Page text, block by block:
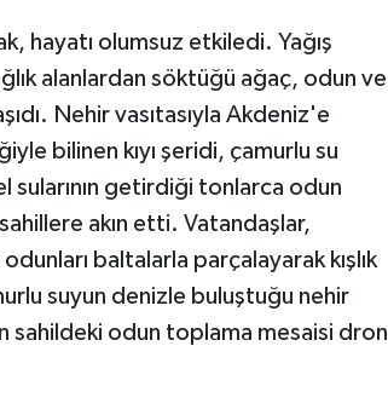
hayatı olumsuz etkiledi. Yağış
alanlardan söktüğü ağaç, odun ve
Nehir vasıtasıyla Akdeniz'e
bilinen kıyı şeridi, çamurlu su
getirdiği tonlarca odun
akın etti. Vatandaşlar,
odunları baltalarla parçalayarak kışlık
suyun denizle buluştuğu nehir
sahildeki odun toplama mesaisi dron